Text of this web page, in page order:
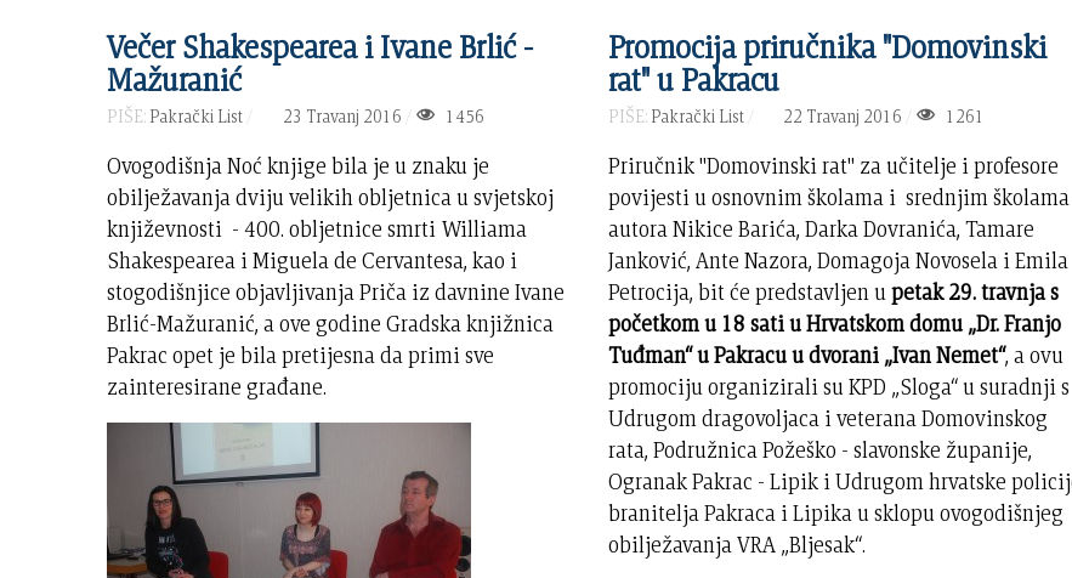
Večer Shakespearea i Ivane Brlić -
Mažuranić
PIŠE: Pakrački List 23 Travanj 2016 1456
Ovogodišnja Noć knjige bila je u znaku je
obilježavanja dviju velikih obljetnica u svjetskoj
književnosti - 400. obljetnice smrti Williama
Shakespearea i Miguela de Cervantesa, kao i
stogodišnjice objavljivanja Priča iz davnine Ivane
Brlić-Mažuranić, a ove godine Gradska knjižnica
Pakrac opet je bila pretijesna da primi sve
zainteresirane građane.
Promocija priručnika "Domovinski
rat" u Pakracu
PIŠE: Pakrački List 22 Travanj 2016 1261
Priručnik "Domovinski rat" za učitelje i profesore
povijesti u osnovnim školama i srednjim školama
autora Nikice Barića, Darka Dovranića, Tamare
Janković, Ante Nazora, Domagoja Novosela i Emila
Petrocija, bit će predstavljen upetak 29. travnja s
početkom u 18 sati u Hrvatskom domu „Dr. Franjo
Tuđman“ u Pakracu u dvorani „Ivan Nemet“, a ovu
promociju organizirali su KPD „Sloga“ u suradnji s
Udrugom dragovoljaca i veterana Domovinskog
rata, Podružnica Požeško - slavonske županije,
Ogranak Pakrac - Lipik i Udrugom hrvatske
branitelja Pakraca i Lipika u sklopu ovogodišnjeg
obilježavanja VRA „Bljesak“.